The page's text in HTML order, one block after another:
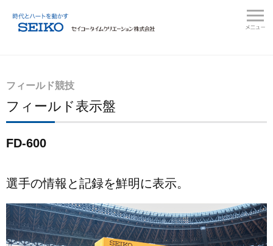
フィールド競技
フィールド表示盤
FD-600
選手の情報と記録を鮮明に表示。